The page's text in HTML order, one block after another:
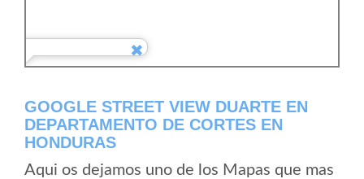
GOOGLE STREET VIEW DUARTE EN
DEPARTAMENTO DE CORTES EN
HONDURAS
Aqui os dejamos uno de los Mapas que mas